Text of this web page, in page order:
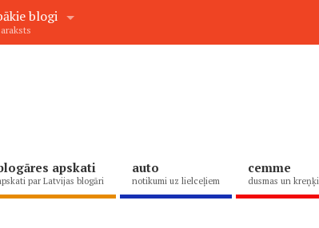
blogi
apskati
par Latvijas blogāri
auto
notikumi uz lielceļiem
cemme
dusmas un kreņķi